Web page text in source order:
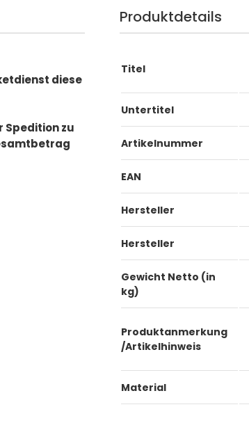
diese
Spedition zu
Produktdetails
Titel
Untertitel
Artikelnummer
EAN
Hersteller
Hersteller
Gewicht Netto (in
kg)
Produktanmerkung
/Artikelhinweis
Material